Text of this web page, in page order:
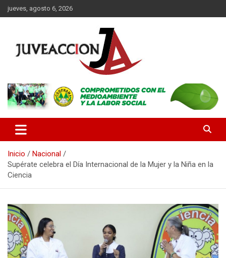
Saltar
al
jueves, agosto 6, 2026
JuveAcción
la finalidad de difundir información que contribuya al desarrollo
integral de nuestros lectores.
Inicio
Nacional
Supérate celebra el Día Internacional de la Mujer y la Niña en la
Ciencia